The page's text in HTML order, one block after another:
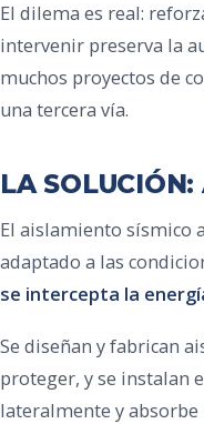
El dilema es real:
intervenir preserva la
muchos proyectos de
una tercera vía.
LA
El aislamiento sísmico
adaptado a las
se intercepta la
Se diseñan y fabrican
proteger, y se instalan
lateralmente y